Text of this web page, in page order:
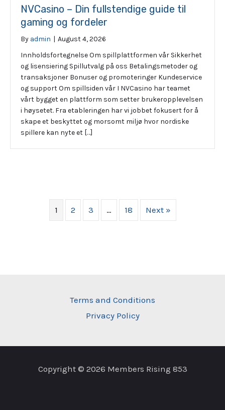
NVCasino – Din fullstendige guide til
gaming og fordeler
By admin | August 4, 2026
Innholdsfortegnelse Om spillplattformen vår Sikkerhet
og lisensiering Spillutvalg på oss Betalingsmetoder og
transaksjoner Bonuser og promoteringer Kundeservice
og support Om spillsiden vår I NVCasino har teamet
vårt bygget en plattform som setter brukeropplevelsen
i høysetet. Fra etableringen har vi jobbet fokusert for å
skape et beskyttet og morsomt miljø hvor nordiske
spillere kan nyte et […]
1 2 3 … 18 Next »
Terms and Conditions
Privacy Policy
Copyright © 2026 Members Rising 853